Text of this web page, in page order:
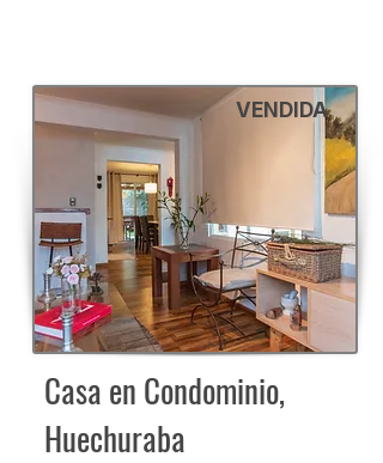
VENDIDA
Casa en Condominio,
Huechuraba